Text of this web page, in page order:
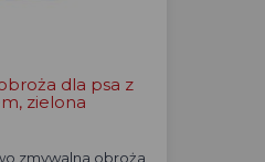
dla psa z
zielona
zmywalna obroża